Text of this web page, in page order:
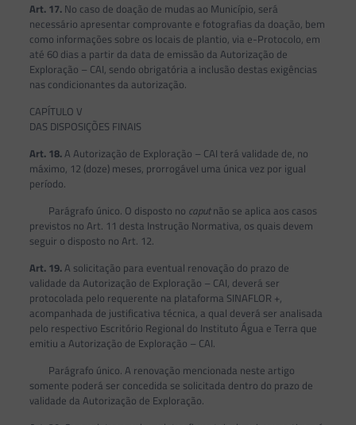
Art. 17. No caso de doação de mudas ao Município, será
necessário apresentar comprovante e fotografias da doação, bem
como informações sobre os locais de plantio, via e-Protocolo, em
até 60 dias a partir da data de emissão da Autorização de
Exploração – CAI, sendo obrigatória a inclusão destas exigências
nas condicionantes da autorização.
CAPÍTULO V
DAS DISPOSIÇÕES FINAIS
Art. 18.A Autorização de Exploração – CAI terá validade de, no
máximo, 12 (doze) meses, prorrogável uma única vez por igual
período.
Parágrafo único. O disposto no caputnão se aplica aos casos
previstos no Art. 11 desta Instrução Normativa, os quais devem
seguir o disposto no Art. 12.
Art. 19.A solicitação para eventual renovação do prazo de
validade da Autorização de Exploração – CAI, deverá ser
protocolada pelo requerente na plataforma SINAFLOR +,
acompanhada de justificativa técnica, a qual deverá ser analisada
pelo respectivo Escritório Regional do Instituto Água e Terra que
emitiu a Autorização de Exploração – CAI.
Parágrafo único. A renovação mencionada neste artigo
somente poderá ser concedida se solicitada dentro do prazo de
validade da Autorização de Exploração.